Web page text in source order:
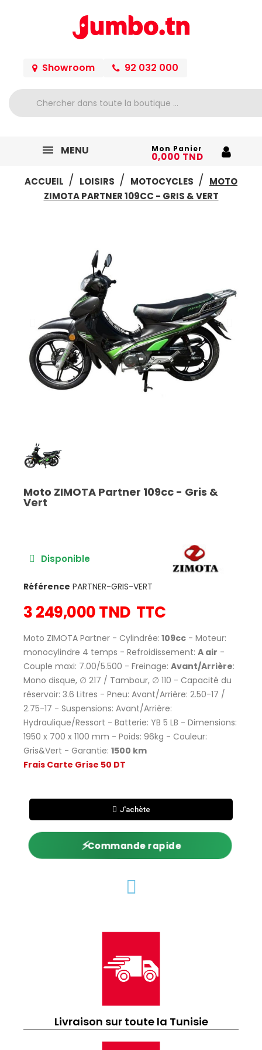
Showroom 92 032 000
MENU Mon Panier
0,000 TND
ACCUEIL
LOISIRS MOTOCYCLES
MOTO
ZIMOTA PARTNER 109CC - GRIS & VERT
Moto ZIMOTA Partner 109cc - Gris &
Vert
Disponible
Référence PARTNER-GRIS-VERT
3 249,000 TND TTC
Moto ZIMOTA Partner - Cylindrée: 109cc - Moteur:
monocylindre 4 temps - Refroidissement: A air -
Couple maxi: 7.00/5.500 - Freinage: Avant/Arrière:
Mono disque, ∅ 217 / Tambour, ∅ 110 - Capacité du
réservoir: 3.6 Litres - Pneu: Avant/Arrière: 2.50-17 /
2.75-17 - Suspensions: Avant/Arrière:
Hydraulique/Ressort - Batterie: YB 5 LB - Dimensions:
1950 x 700 x 1100 mm - Poids: 96kg - Couleur:
Gris&Vert - Garantie: 1500 km
Frais Carte Grise 50 DT
J'achète
⚡Commande rapide
Livraison sur toute la Tunisie